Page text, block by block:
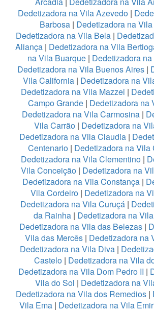
Dedetizadora na Vila Azevedo|
Barbosa | Dedetizadora na
Dedetizadora na Vila Bela |
Aliança | Dedetizadora na Vila
na Vila Buarque| Dedetizadora
Dedetizadora na Vila Buenos Aires |
Vila California | Dedetizadora na
Dedetizadora na Vila Mazzei |
Campo Grande| Dedetizadora na
Dedetizadora na Vila Carmosina |
Vila Carrão| Dedetizadora na
Dedetizadora na Vila Claudia |
Centenario | Dedetizadora na Vila
Dedetizadora na Vila Clementino |
Vila Conceição | Dedetizadora na
Dedetizadora na Vila Constança|
Vila Cordeiro| Dedetizadora na
Dedetizadora na Vila Curuçá |
da Rainha | Dedetizadora na
Dedetizadora na Vila das Belezas |
Vila das Mercês | Dedetizadora na
Dedetizadora na Vila Diva|
Castelo| Dedetizadora na Vila
Dedetizadora na Vila Dom Pedro II |
Vila do Sol | Dedetizadora na
Dedetizadora na Vila dos Remedios|
Vila Ema | Dedetizadora na Vila Emir